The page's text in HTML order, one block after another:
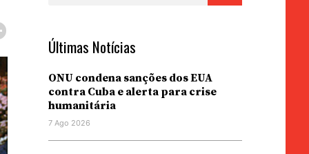
Últimas Notícias
ONU condena sanções dos EUA
contra Cuba e alerta para crise
humanitária
7 Ago 2026